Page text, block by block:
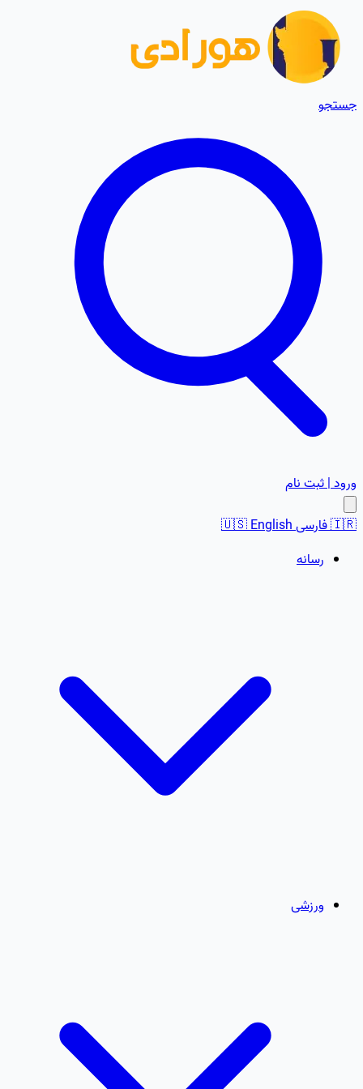
جستجو
ورود | ثبت نام
🇮🇷فارسی 🇺🇸English
رسانه
ورزشی